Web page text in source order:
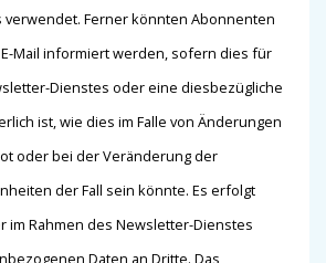
Ferner könnten Abonnenten
Mail informiert werden, sofern dies für
Dienstes oder eine diesbezügliche
ist, wie dies im Falle von Änderungen
oder bei der Veränderung der
der Fall sein könnte. Es erfolgt
im Rahmen des Newsletter-Dienstes
Daten an Dritte. Das